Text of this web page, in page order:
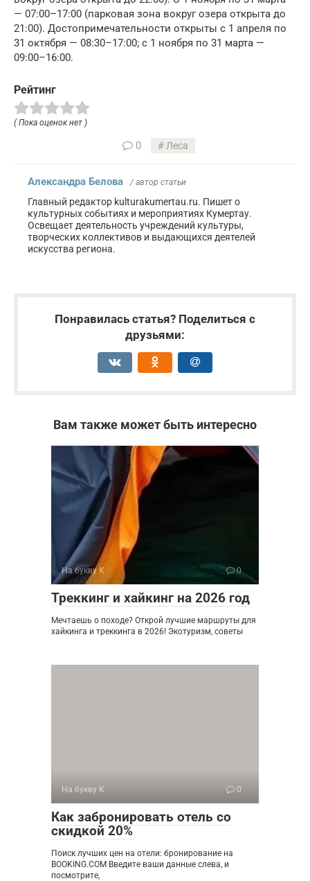
— 07:00–17:00 (парковая зона вокруг озера открыта до
21:00). Достопримечательности открыты с 1 апреля по
31 октября — 08:30–17:00; с 1 ноября по 31 марта —
09:00–16:00.
Рейтинг
( Пока оценок нет )
0 Леса
Александра Белова / автор статьи
Главный редактор kulturakumertau.ru. Пишет о
культурных событиях и мероприятиях Кумертау.
Освещает деятельность учреждений культуры,
творческих коллективов и выдающихся деятелей
искусства региона.
Понравилась статья? Поделиться с
друзьями:
Вам также может быть интересно
На букву К 0
Треккинг и хайкинг на 2026 год
Мечтаешь о походе? Открой лучшие маршруты для
хайкинга и треккинга в 2026! Экотуризм, советы
На букву К 0
Как забронировать отель со
скидкой 20%
Поиск лучших цен на отели: бронирование на
BOOKING.COM Введите ваши данные слева, и
посмотрите,